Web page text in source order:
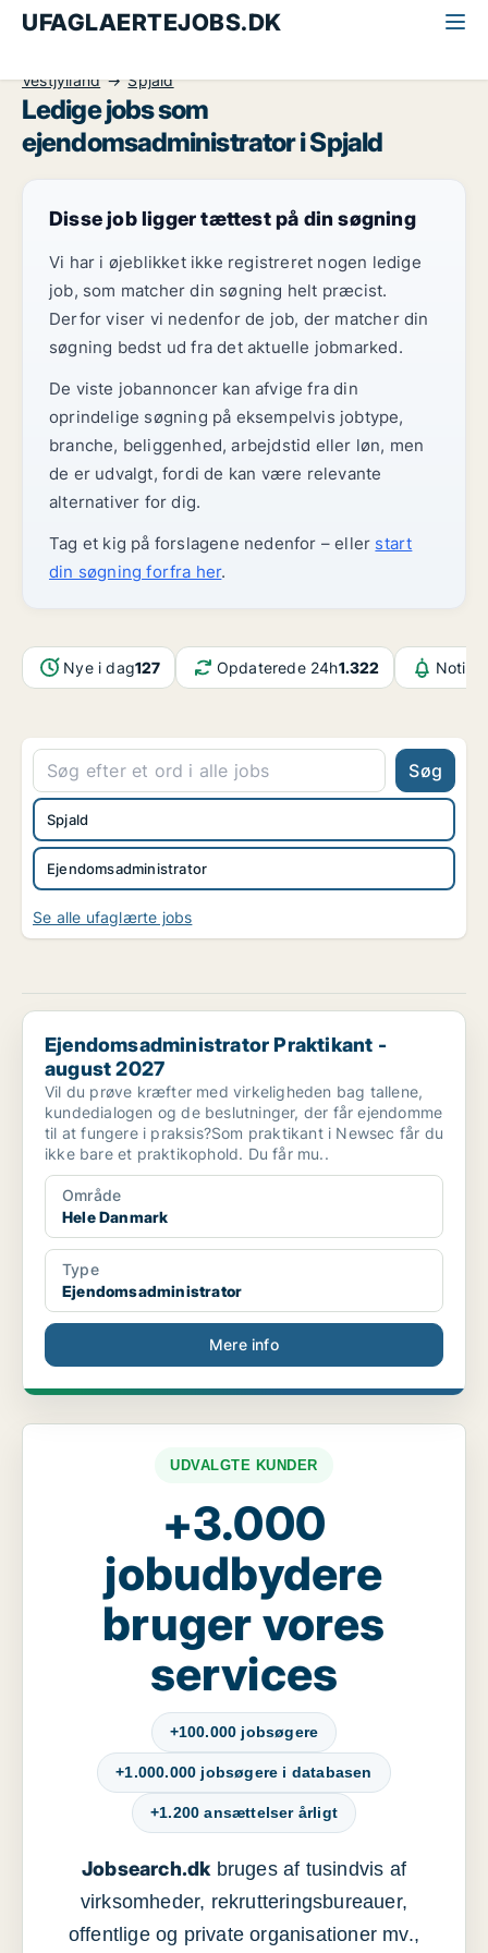
UFAGLAERTEJOBS.DK
Vestjylland
Spjald
Ledige jobs som
ejendomsadministrator i Spjald
Disse job ligger tættest på din søgning
Vi har i øjeblikket ikke registreret nogen ledige
job, som matcher din søgning helt præcist.
Derfor viser vi nedenfor de job, der matcher din
søgning bedst ud fra det aktuelle jobmarked.
De viste jobannoncer kan afvige fra din
oprindelige søgning på eksempelvis jobtype,
branche, beliggenhed, arbejdstid eller løn, men
de er udvalgt, fordi de kan være relevante
alternativer for dig.
Tag et kig på forslagene nedenfor – eller start
din søgning forfra her.
Nye i dag127 Opdaterede 24h1.322
Søg
Ejendomsadministrator
Spjald
Se alle ufaglærte jobs
Ejendomsadministrator Praktikant - august 2027
Ejendomsadministrator Praktikant -
august 2027
Vil du prøve kræfter med virkeligheden bag tallene,
kundedialogen og de beslutninger, der får ejendomme
til at fungere i praksis?Som praktikant i Newsec får du
ikke bare et praktikophold. Du får mu..
Område
Hele Danmark
Type
Ejendomsadministrator
Mere info
UDVALGTE KUNDER
+3.000
jobudbydere
bruger vores
services
+100.000 jobsøgere
+1.000.000 jobsøgere i databasen
+1.200 ansættelser årligt
Jobsearch.dkbruges af tusindvis af
virksomheder, rekrutteringsbureauer,
offentlige og private organisationer mv.,